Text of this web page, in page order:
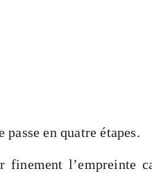
en quatre étapes.
finement l’empreinte